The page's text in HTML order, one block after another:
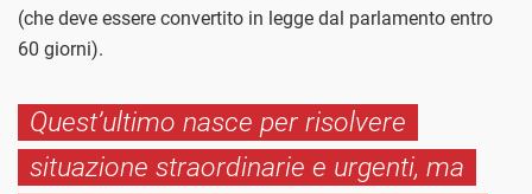
(che deve essere convertito in legge dal parlamento entro
60 giorni).
Quest’ultimo nasce per risolvere
situazione straordinarie e urgenti, ma